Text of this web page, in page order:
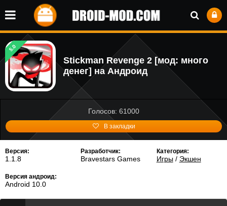
5.0
Stickman Revenge 2 [мод: много
денег] на Андроид
Голосов: 61000
В закладки
Версия:
1.1.8
Разработчик:
Bravestars Games
Категория:
Игры/ Экшен
Версия андроид:
Android 10.0